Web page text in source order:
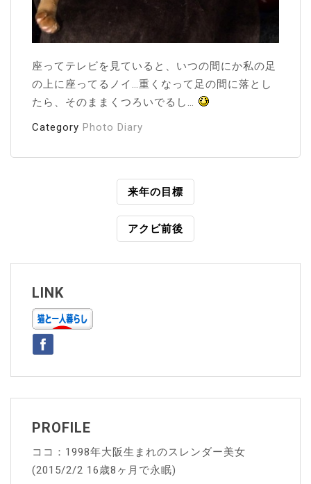
座ってテレビを見ていると、いつの間にか私の足
の上に座ってるノイ…重くなって足の間に落とし
たら、そのままくつろいでるし…
Category Photo Diary
ビ
ゲ
ー
シ
ョ
ン
来年の目標
アクビ前後
LINK
PROFILE
ココ：1998年大阪生まれのスレンダー美女
(2015/2/2 16歳8ヶ月で永眠)